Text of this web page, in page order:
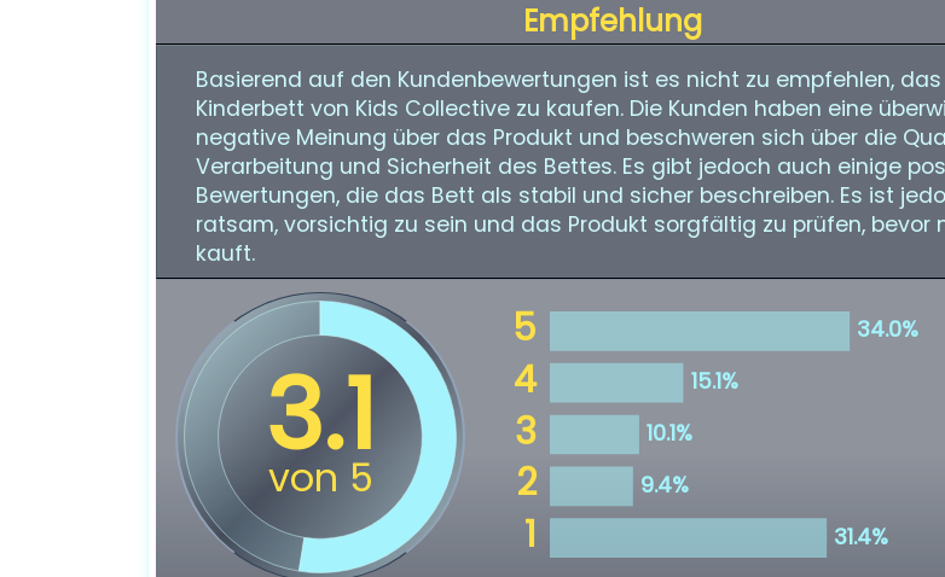
Empfehlung
Basierend auf den Kundenbewertungen ist es nicht zu empfehlen, das
Kinderbett von Kids Collective zu kaufen. Die Kunden haben eine
negative Meinung über das Produkt und beschweren sich über die
Verarbeitung und Sicherheit des Bettes. Es gibt jedoch auch einige
Bewertungen, die das Bett als stabil und sicher beschreiben. Es ist
ratsam, vorsichtig zu sein und das Produkt sorgfältig zu prüfen, bevor
kauft.